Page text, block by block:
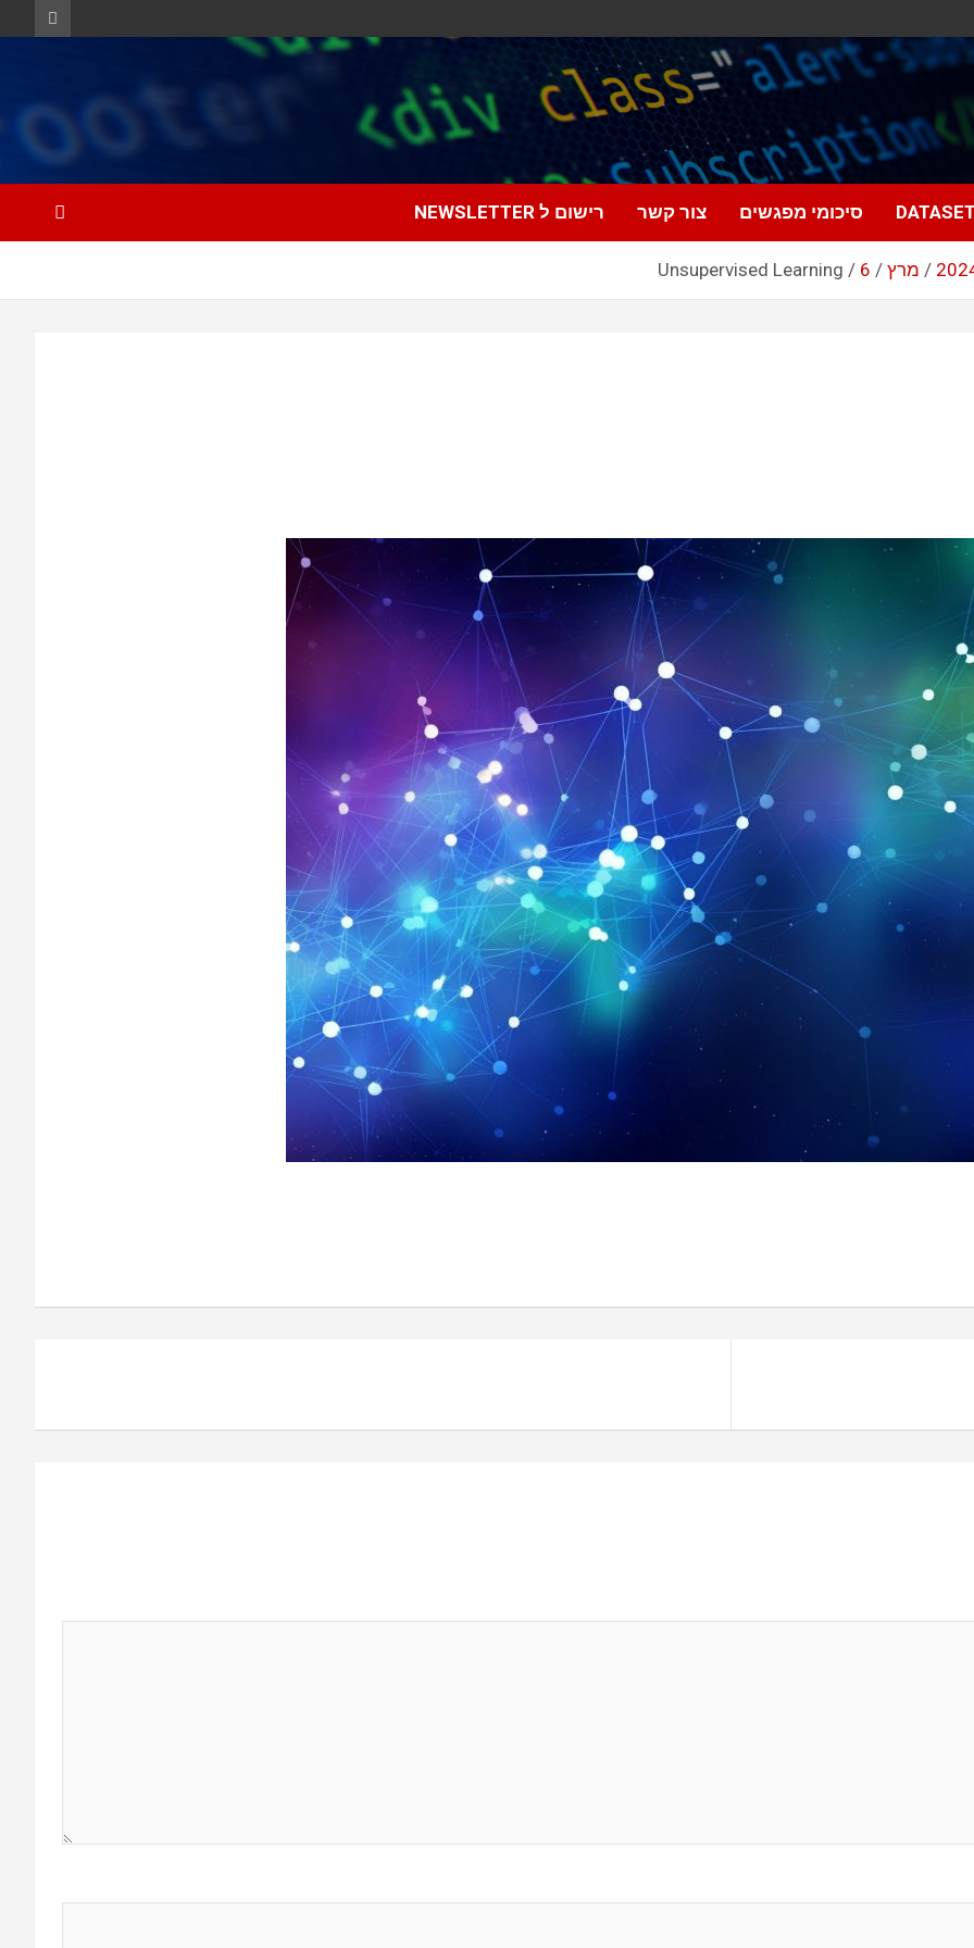
סיכומי מפגשים צור קשר רישום ל NEWSLETTER
מרץ 6
Unsupervised Learning